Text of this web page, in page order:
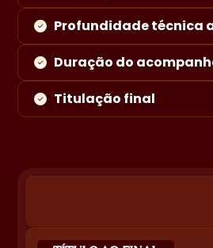
Profundidade técnica
Duração do
Titulação final